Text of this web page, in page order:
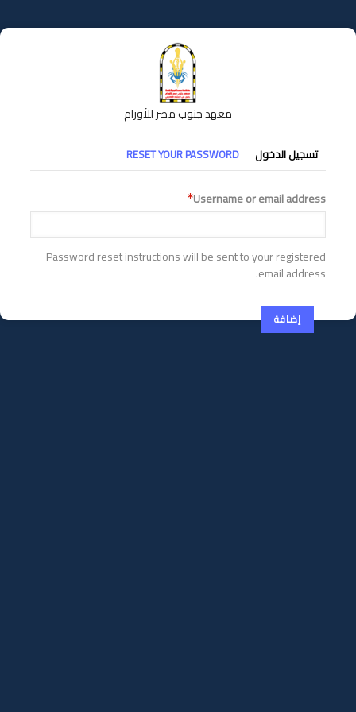
إلى
المحتوى
معهد جنوب مصر للأورام
التبويبات
الأساسية
تسجيل الدخول RESET YOUR PASSWORD
Username or email address
Password reset instructions will be sent to your registered
email address.